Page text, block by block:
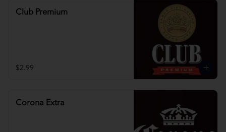
Club Premium
$2.99
Corona Extra